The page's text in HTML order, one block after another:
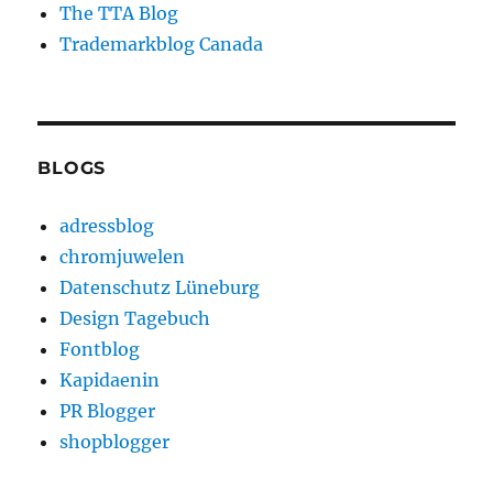
The TTA Blog
Trademarkblog Canada
BLOGS
adressblog
chromjuwelen
Datenschutz Lüneburg
Design Tagebuch
Fontblog
Kapidaenin
PR Blogger
shopblogger